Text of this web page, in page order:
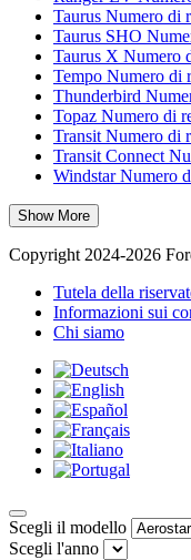
Taurus Numero di
Taurus SHO
Taurus X Numero
Tempo Numero di
Thunderbird
Topaz Numero di
Transit Numero di
Transit Connect
Windstar Numero
Show More
Copyright 2024-2026
Tutela della
Informazioni sui
Chi siamo
Scegli il modello
Scegli l'anno